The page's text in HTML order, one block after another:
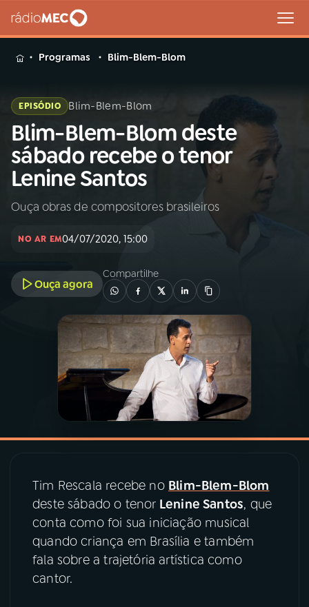
MENU
Buscar
na
Rádio
MEC
Buscar
Início AO VIVO
02A RÁDIO
PROGRAMAÇÃO
PROGRAMAS
VIDEOCASTS
07ÚLTIMAS
PRÊMIO RÁDIO MEC
Programas Blim-Blem-Blom
EPISÓDIO Blim-Blem-Blom
Blim-Blem-Blom deste
sábado recebe o tenor
Lenine Santos
Ouça obras de compositores brasileiros
NO AR EM04/07/2020, 15:00
Ouça agora
Compartilhe
Tim Rescala recebe no Blim-Blem-Blom
deste sábado o tenor Lenine Santos, que
conta como foi sua iniciação musical
quando criança em Brasília e também
fala sobre a trajetória artística como
cantor.